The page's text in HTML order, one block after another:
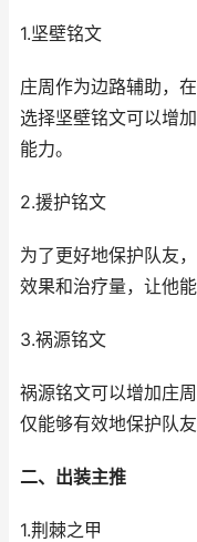
1.坚壁铭文
庄周作为边路辅助，
选择坚壁铭文可以增
能力。
2.援护铭文
为了更好地保护队友
效果和治疗量，让他
3.祸源铭文
祸源铭文可以增加庄
仅能够有效地保护队
二、出装主推
1.荆棘之甲